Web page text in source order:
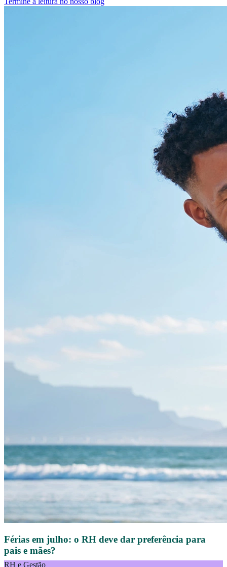
Férias em julho: o RH deve dar preferência para
pais e mães?
RH e Gestão